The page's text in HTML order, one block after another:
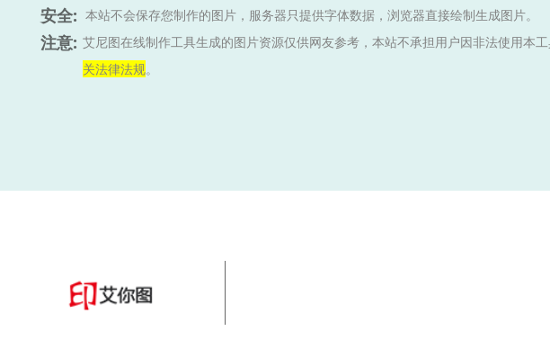
安全: 本站不会保存您制作的图片，服务器只提供字体数据，浏览器直接绘制生成图片。
注意: 艾尼图在线制作工具生成的图片资源仅供网友参考，本站不承担用户因非法使用本
关法律法规。